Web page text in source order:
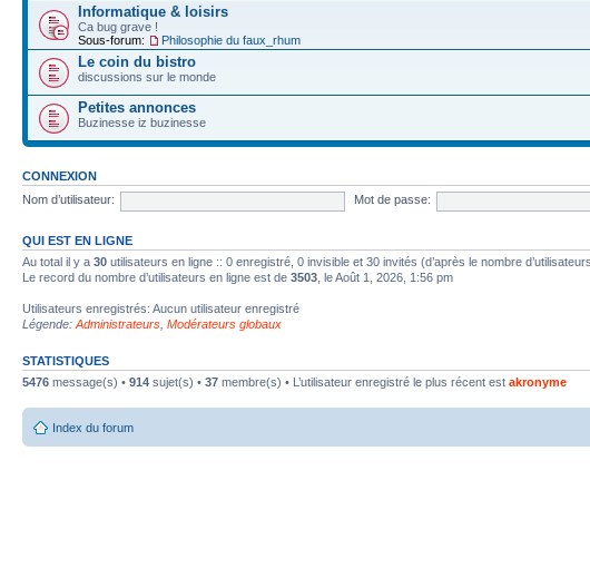
Informatique & loisirs
Ca bug grave !
Sous-forum:
Philosophie du faux_rhum
Le coin du bistro
discussions sur le monde
Petites annonces
Buzinesse iz buzinesse
CONNEXION
Nom d’utilisateur:
Mot de passe:
QUI EST EN LIGNE
Au total il y a 30 utilisateurs en ligne :: 0 enregistré, 0 invisible et 30 invités (d’après le nombre
Le record du nombre d’utilisateurs en ligne est de 3503 , le Août 1, 2026, 1:56 pm
Utilisateurs enregistrés: Aucun utilisateur enregistré
Légende: Administrateurs Modérateurs globaux
STATISTIQUES
5476 message(s) • 914 sujet(s) • 37 membre(s) • L’utilisateur enregistré le plus récent est akronyme
Index du forum